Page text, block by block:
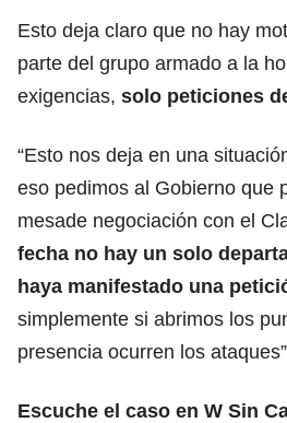
Esto deja claro que no hay
parte del grupo armado a la
exigencias, solo peticiones
“Esto nos deja en una
eso pedimos al Gobierno que
mesade negociación con el
fecha no hay un solo
haya manifestado una
simplemente si abrimos los
presencia ocurren los
Escuche el caso en W Sin